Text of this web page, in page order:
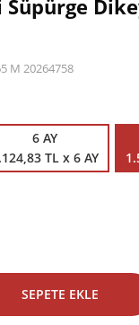
M 20264758
6 AY
TL x 6 AY
SEPETE EKLE